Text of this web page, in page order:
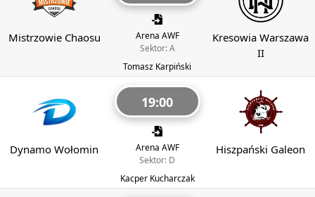
Mistrzowie Chaosu
Arena AWF
Sektor: A
Tomasz Karpiński
Kresowia Warszawa
II
Dynamo Wołomin
19:00
Arena AWF
Sektor: D
Kacper Kucharczak
Hiszpański Galeon